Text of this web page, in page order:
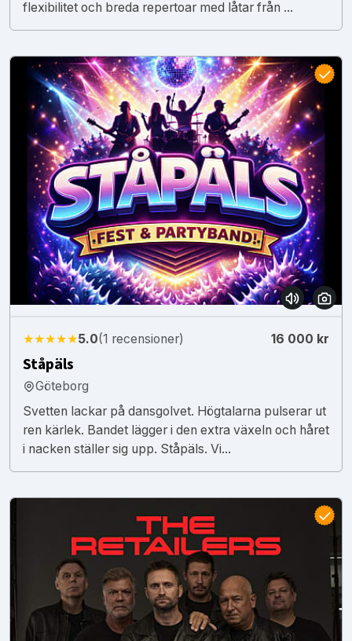
flexibilitet och breda repertoar med låtar från ...
★★★★★5.0(1 recensioner) 16 000 kr
Ståpäls
Göteborg
Svetten lackar på dansgolvet. Högtalarna pulserar ut
ren kärlek. Bandet lägger i den extra växeln och håret
i nacken ställer sig upp. Ståpäls. Vi...